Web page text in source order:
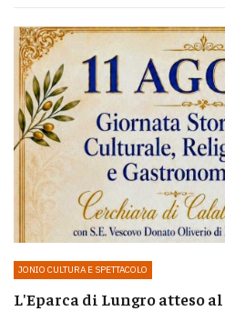
JONIO CULTURA E SPETTACOLO
L'Eparca di Lungro atteso